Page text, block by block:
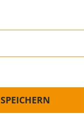
SPEICHERN